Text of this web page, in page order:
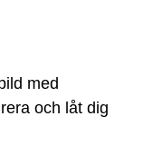
med
och låt dig